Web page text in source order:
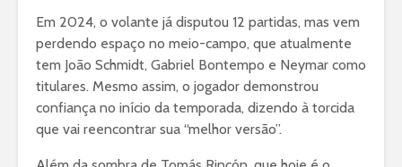
Em 2024, o volante já disputou 12 partidas, mas vem
perdendo espaço no meio-campo, que atualmente
tem João Schmidt, Gabriel Bontempo e Neymar como
titulares. Mesmo assim, o jogador demonstrou
confiança no início da temporada, dizendo à torcida
que vai reencontrar sua “melhor versão”.